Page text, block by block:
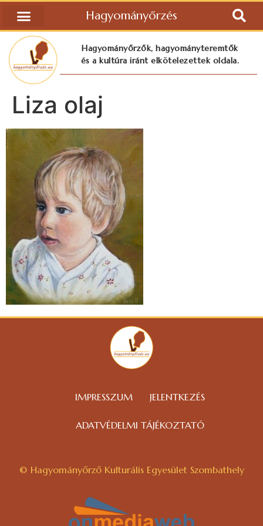
Hagyományőrzés
Hagyományőrzők, hagyományteremtők
és a kultúra iránt elkötelezettek oldala.
Liza olaj
IMPRESSZUM JELENTKEZÉS
ADATVÉDELMI TÁJÉKOZTATÓ
© Hagyományőrző Kulturális Egyesület Szombathely